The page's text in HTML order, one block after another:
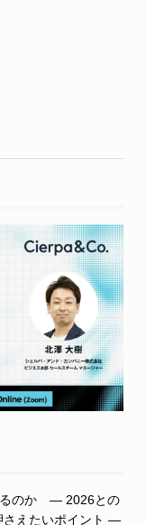
るのか ― 2026との
さえたいポイント ―